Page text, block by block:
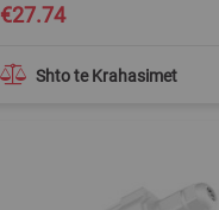
Shto te Krahasimet
€27.74